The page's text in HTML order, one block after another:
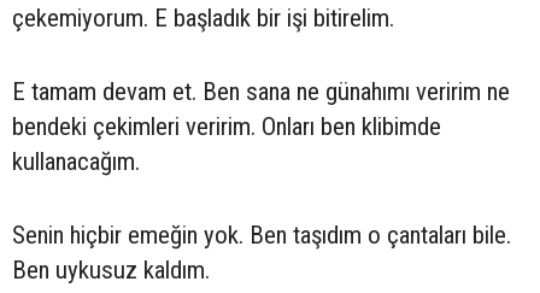
çekemiyorum. E başladık bir işi bitirelim.
E tamam devam et. Ben sana ne günahımı veririm ne
bendeki çekimleri veririm. Onları ben klibimde
kullanacağım.
Senin hiçbir emeğin yok. Ben taşıdım o çantaları bile.
Ben uykusuz kaldım.